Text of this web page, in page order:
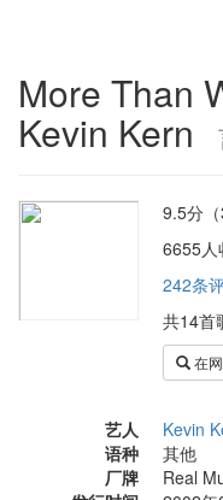
More Than
Kevin Kern
9.5分（
6655人
242条
共14首
在
艺人
Kevin
语种
其他
厂牌
Real